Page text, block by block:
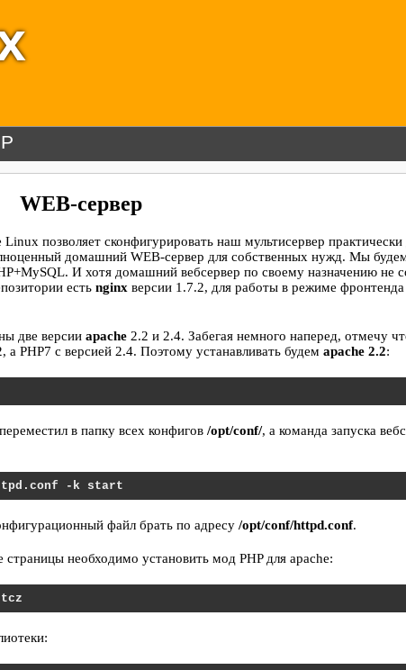
WEB-сервер
позволяет сконфигурировать наш мультисервер практически
домашний WEB-сервер для собственных нужд. Мы
И хотя домашний вебсервер по своему назначению не
естьnginx версии 1.7.2, для работы в режиме фронтенда
две версииapache 2.2 и 2.4. Забегая немного наперед, отмечу
а PHP7 c версией 2.4. Поэтому устанавливать будемapache 2.2:
в папку всех конфигов/opt/conf/, а команда запуска
-k start
файл брать по адресу/opt/conf/httpd.conf.
необходимо установить мод PHP для apache: